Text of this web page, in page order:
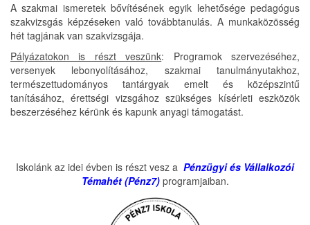
A szakmai ismeretek bővítésének egyik lehetősége pedagógus
szakvizsgás képzéseken való továbbtanulás. A munkaközösség
hét tagjának van szakvizsgája.
Pályázatokon is részt veszünk: Programok szervezéséhez,
versenyek lebonyolításához, szakmai tanulmányutakhoz,
természettudományos tantárgyak emelt és középszintű
tanításához, érettségi vizsgához szükséges kísérleti eszközök
beszerzéséhez kérünk és kapunk anyagi támogatást.
Iskolánk az idei évben is részt vesz a Pénzügyi és Vállalkozói
Témahét (Pénz7)programjaiban.